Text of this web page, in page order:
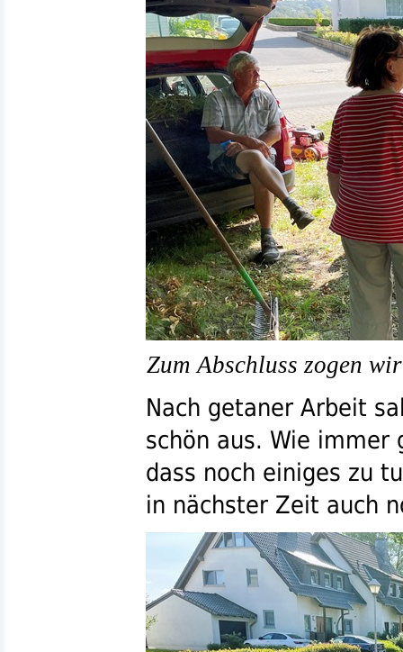
Zum Abschluss zogen
Nach getaner Arbeit
schön aus. Wie immer
dass noch einiges zu
in nächster Zeit auch